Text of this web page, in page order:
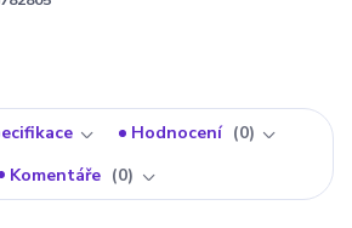
Hodnocení
0
Komentáře
0